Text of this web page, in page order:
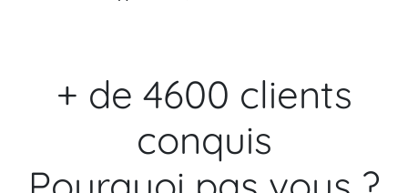
+ de 4600 clients
conquis